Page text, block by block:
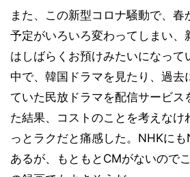
また、この新型コロナ騒動で、春
予定がいろいろ変わってしまい、
はしばらくお預けみたいになって
中で、韓国ドラマを見たり、過去
ていた民放ドラマを配信サービス
た結果、コストのことを考えなけ
っとラクだと痛感した。NHKに
あるが、もともとCMがないので